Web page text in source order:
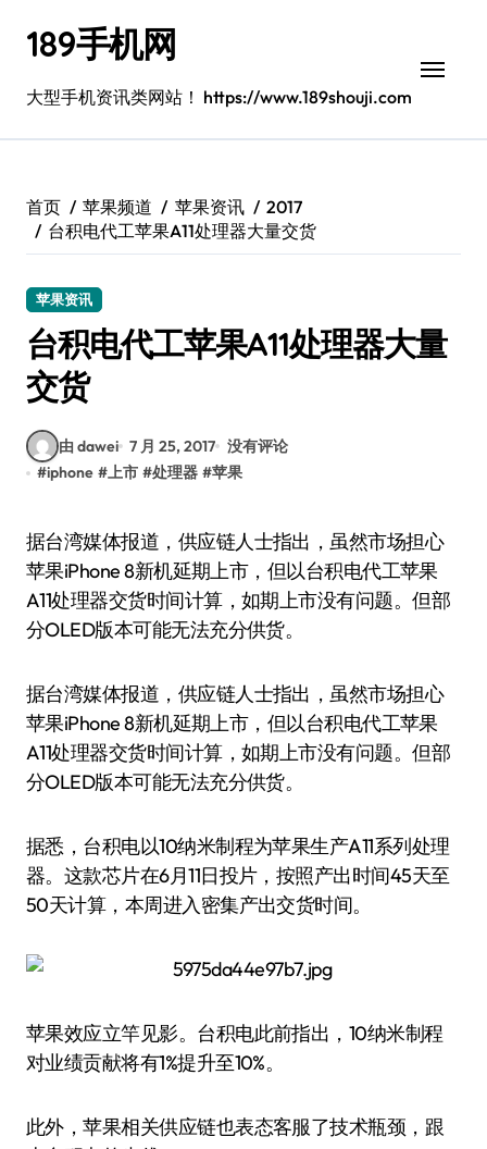
189手机网
大型手机资讯类网站！ https://www.189shouji.com
首页 苹果频道 苹果资讯
2017
台积电代工苹果A11处理器大量交货
苹果资讯
台积电代工苹果A11处理器大量
交货
由 dawei 7 月 25, 2017 没有评论
#iphone #上市 #处理器 #苹果
据台湾媒体报道，供应链人士指出，虽然市场担心
苹果iPhone 8新机延期上市，但以台积电代工苹果
A11处理器交货时间计算，如期上市没有问题。但部
分OLED版本可能无法充分供货。
据台湾媒体报道，供应链人士指出，虽然市场担心
苹果iPhone 8新机延期上市，但以台积电代工苹果
A11处理器交货时间计算，如期上市没有问题。但部
分OLED版本可能无法充分供货。
据悉，台积电以10纳米制程为苹果生产A11系列处理
器。这款芯片在6月11日投片，按照产出时间45天至
50天计算，本周进入密集产出交货时间。
苹果效应立竿见影。台积电此前指出，10纳米制程
对业绩贡献将有1%提升至10%。
此外，苹果相关供应链也表态客服了技术瓶颈，跟